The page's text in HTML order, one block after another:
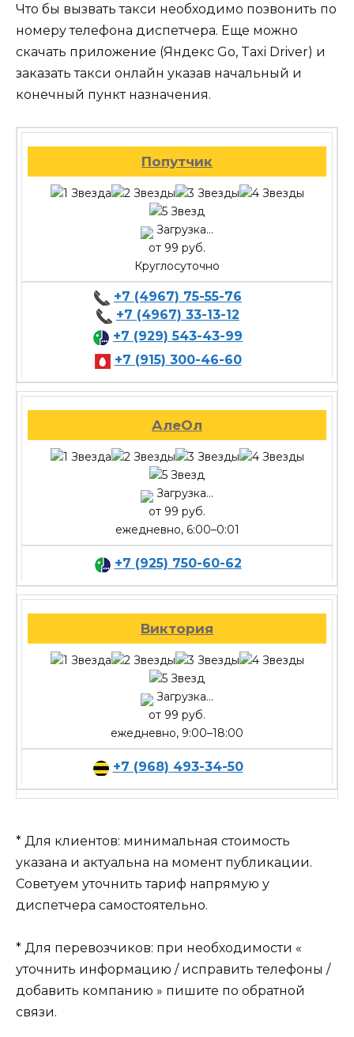
Что бы вызвать такси необходимо позвонить по
номеру телефона диспетчера. Еще можно
скачать приложение (Яндекс Go, Taxi Driver) и
заказать такси онлайн указав начальный и
конечный пункт назначения.
Попутчик
Загрузка...
от 99 руб.
Круглосуточно
+7 (4967) 75-55-76
+7 (4967) 33-13-12
+7 (929) 543-43-99
+7 (915) 300-46-60
АлеОл
Загрузка...
от 99 руб.
ежедневно, 6:00–0:01
+7 (925) 750-60-62
Виктория
Загрузка...
от 99 руб.
ежедневно, 9:00–18:00
+7 (968) 493-34-50
* Для клиентов: минимальная стоимость
указана и актуальна на момент публикации.
Советуем уточнить тариф напрямую у
диспетчера самостоятельно.
* Для перевозчиков: при необходимости «
уточнить информацию / исправить телефоны /
добавить компанию » пишите по обратной
связи.